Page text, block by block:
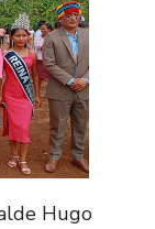
Hugo